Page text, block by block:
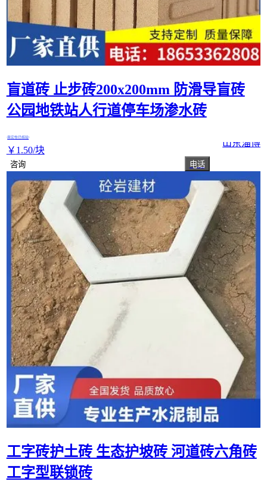
盲道砖 止步砖200x200mm 防滑导盲砖
公园地铁站人行道停车场渗水砖
真实性已核验
￥ 1 .50/块
山东淄博
咨询 电话
工字砖护土砖 生态护坡砖 河道砖六角砖
工字型联锁砖